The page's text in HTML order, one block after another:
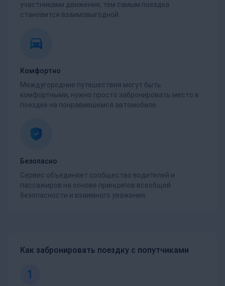
участниками движения, тем самым поездка
становится взаимовыгодной.
Комфортно
Междугородние путешествия могут быть
комфортными, нужно просто забронировать место в
поездке на понравившемся автомобиле.
Безопасно
Сервис объединяет сообщество водителей и
пассажиров на основе принципов всеобщей
безопасности и взаимного уважения.
Как забронировать поездку с попутчиками
1